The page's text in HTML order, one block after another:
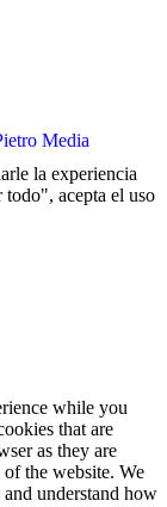
Media
la experiencia
acepta el uso
while you
that are
as they are
the website. We
understand how